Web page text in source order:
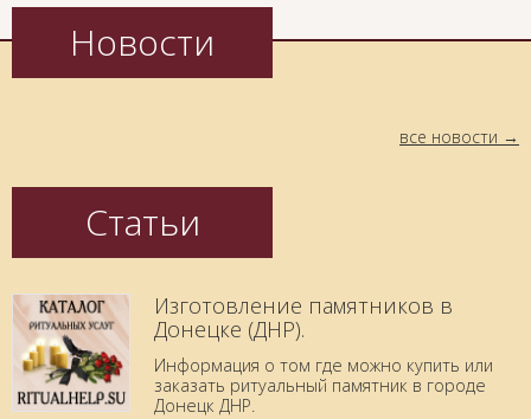
Новости
все новости
Статьи
Изготовление памятников в
Донецке (ДНР).
Информация о том где можно купить или
заказать ритуальный памятник в городе
Донецк ДНР.